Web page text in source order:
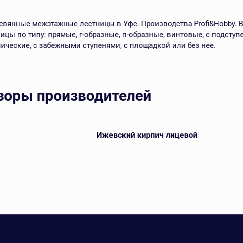
межэтажные лестницы в Уфе. Производства Profi&Hobby.
по типу: прямые, г-образные, п-образные, винтовые, с
с забежными ступенями, с площадкой или без нее.
производителей
Ижевский кирпич лицевой